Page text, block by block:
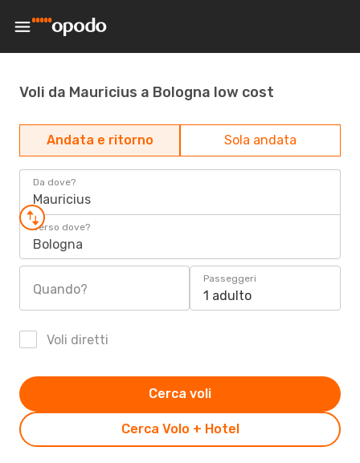
Voli da Mauricius a Bologna low cost
Andata e ritorno Sola andata
Da dove?
Mauricius
Verso dove?
Bologna
Quando?
Passeggeri
1 adulto
Voli diretti
Cerca Volo + Hotel
Cerca voli